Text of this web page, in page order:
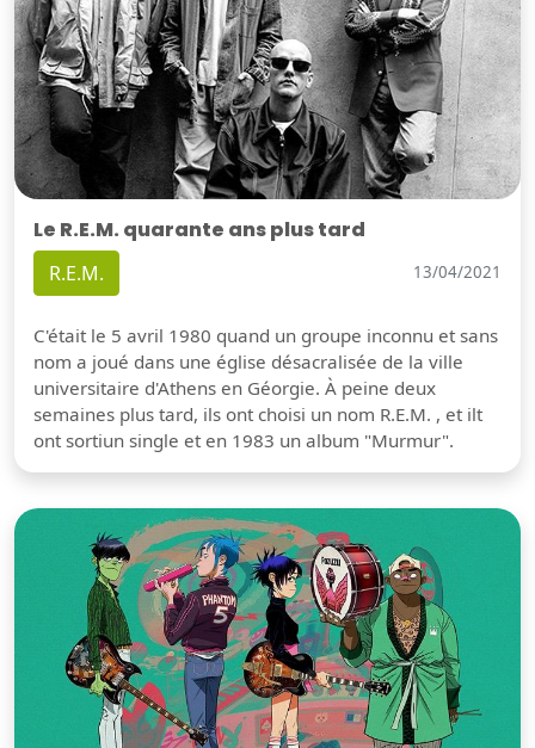
Le R.E.M. quarante ans plus tard
R.E.M. 13/04/2021
C'était le 5 avril 1980 quand un groupe inconnu et sans
nom a joué dans une église désacralisée de la ville
universitaire d'Athens en Géorgie. À peine deux
semaines plus tard, ils ont choisi un nom R.E.M. , et ilt
ont sortiun single et en 1983 un album "Murmur".